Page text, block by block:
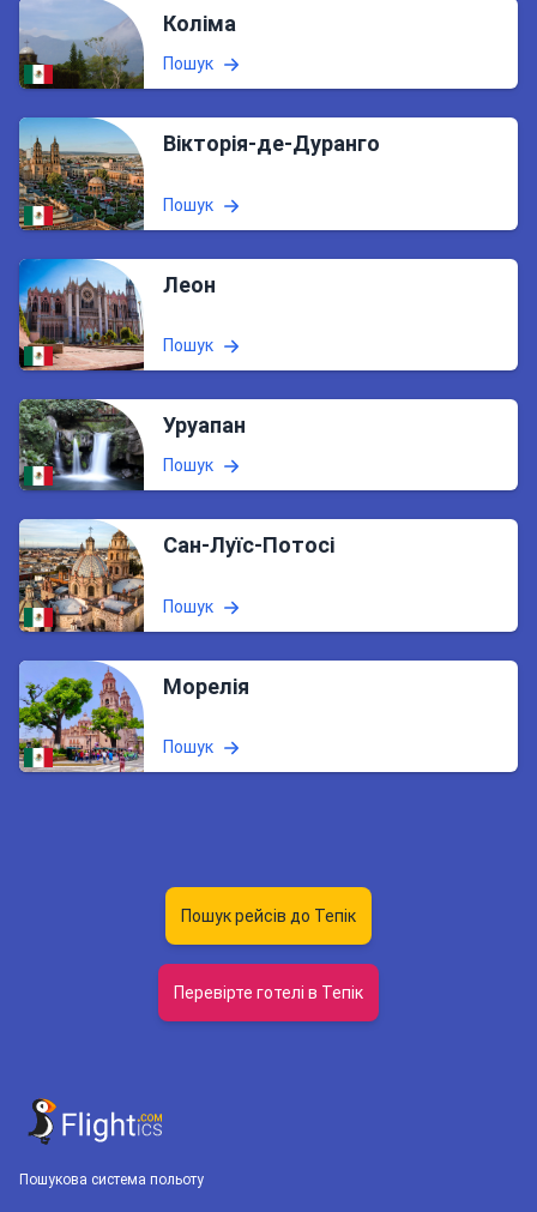
Коліма
Пошук
Вікторія-де-Дуранго
Пошук
Леон
Пошук
Уруапан
Пошук
Сан-Луїс-Потосі
Пошук
Морелія
Пошук
Пошук рейсів до Тепік
Перевірте готелі в Тепік
Пошукова система польоту